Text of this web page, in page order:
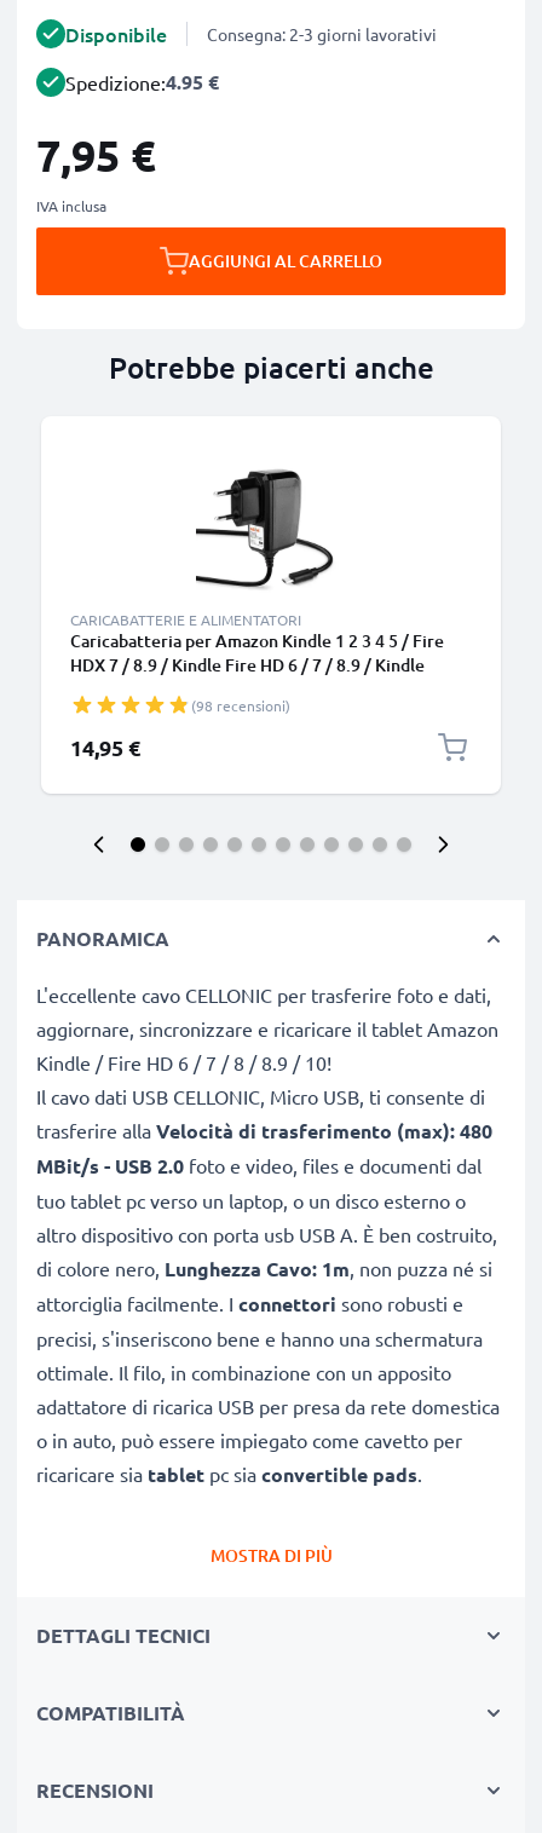
Disponibile Consegna: 2-3 giorni lavorativi
Spedizione:4.95 €
7,95 €
IVA inclusa
AGGIUNGI AL CARRELLO
Potrebbe piacerti anche
CARICABATTERIE E ALIMENTATORI
Caricabatteria per Amazon Kindle 1 2 3 4 5 / Fire
HDX 7 / 8.9 / Kindle Fire HD 6 / 7 / 8.9 / Kindle
Caricatore 1.1m con spina europea
(98 recensioni)
14,95 €
PANORAMICA
L'eccellente cavo CELLONIC per trasferire foto e dati,
aggiornare, sincronizzare e ricaricare il tablet Amazon
Kindle / Fire HD 6 / 7 / 8 / 8.9 / 10!
Il cavo dati USB CELLONIC, Micro USB, ti consente di
trasferire alla Velocità di trasferimento (max): 480
MBit/s - USB 2.0 foto e video, files e documenti dal
tuo tablet pc verso un laptop, o un disco esterno o
altro dispositivo con porta usb USB A. È ben costruito,
di colore nero, Lunghezza Cavo: 1m, non puzza né si
attorciglia facilmente. I connettori sono robusti e
precisi, s'inseriscono bene e hanno una schermatura
ottimale. Il filo, in combinazione con un apposito
adattatore di ricarica USB per presa da rete domestica
o in auto, può essere impiegato come cavetto per
ricaricare sia tablet pc sia convertible pads.
CAVETTO USB DI RICAMBIO COLLEGA UN TABLET
Kindle / Fire HD 6 / 7 / 8 / 8.9 / 10 verso PC o altra
★ sincronizzare,aggiornare firmware
o software di
★ offre unaVelocità di trasferimento (max)
MOSTRA DI PIÙ
DETTAGLI TECNICI
COMPATIBILITÀ
RECENSIONI